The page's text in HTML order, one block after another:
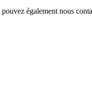
également nous